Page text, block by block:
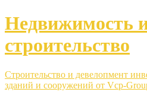
Недвижимость
строительство
Строительство и девелопмент
зданий и сооружений от Vcp-